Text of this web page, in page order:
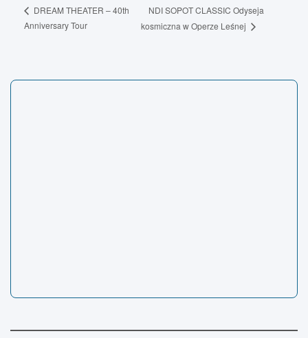
DREAM THEATER – 40th
Anniversary Tour
NDI SOPOT CLASSIC Odyseja
kosmiczna w Operze Leśnej